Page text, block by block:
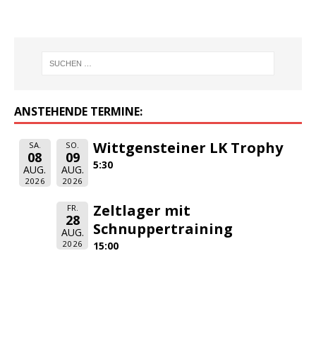
ANSTEHENDE TERMINE:
SA.
08
AUG.
2026
SO.
09
AUG.
2026
Wittgensteiner LK Trophy
5:30
FR.
28
AUG.
2026
Zeltlager mit
Schnuppertraining
15:00